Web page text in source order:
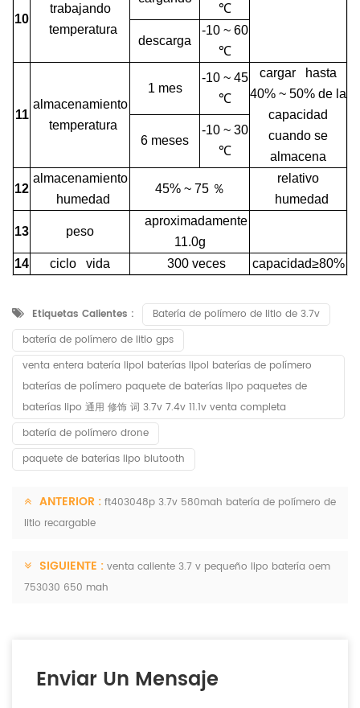
10
trabajando
temperatura
℃
descarga
-10 ~ 60
℃
11
almacenamiento
temperatura
1 mes
-10 ~ 45
℃
cargar hasta
40% ~ 50% de la
capacidad
cuando se
almacena
6 meses
-10 ~ 30
℃
12
almacenamiento
humedad
45% ~ 75％
relativo
humedad
13 peso
aproximadamente
11.0g
14
ciclo vida 300 veces capacidad≥80%
Etiquetas Calientes :
Batería de polímero de litio de 3.7v
batería de polímero de litio gps
venta entera batería lipol baterías lipol baterías de polímero
baterías de polímero paquete de baterías lipo paquetes de
baterías lipo 通用 修饰 词 3.7v 7.4v 11.1v venta completa
batería de polímero drone
paquete de baterías lipo blutooth
ANTERIOR : ft403048p 3.7v 580mah batería de polímero de
litio recargable
SIGUIENTE : venta caliente 3.7 v pequeño lipo batería oem
753030 650 mah
Enviar Un Mensaje